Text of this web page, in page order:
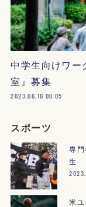
中学生向けワー
室』募集
2023.06.16 00:05
スポーツ
専
生
米